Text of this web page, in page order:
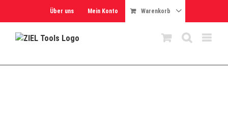
Über uns Mein Konto Warenkorb